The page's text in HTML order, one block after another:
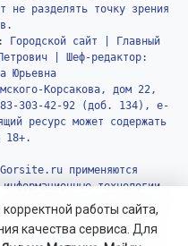
работы сайта,
качества сервиса. Для
не разделять точку зрения
Городской сайт | Главный
| Шеф-редактор:
Юрьевна
Корсакова, дом 22,
303-42-92 (доб. 134), e-
ресурс может содержать
18+.
применяются
технологии
сбора, систематизации
к предпочтениям
на территории